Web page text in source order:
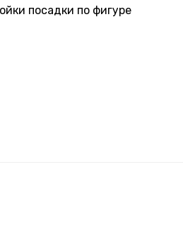
посадки по фигуре